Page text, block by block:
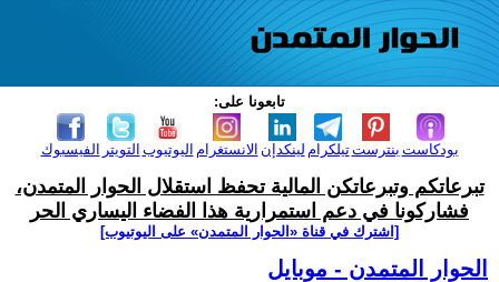
تابعونا على:
الفيسبوك التويتر اليوتيوب الانستغرام لينكدإن تيلكرامبنترست بودكاست
تبرعاتكم وتبرعاتكن المالية تحفظ استقلال الحوار المتمدن،
فشاركونا في دعم استمرارية هذا الفضاء اليساري الحر
[اشترك في قناة ‫«الحوار المتمدن» على اليوتيوب]
الحوار المتمدن - موبايل